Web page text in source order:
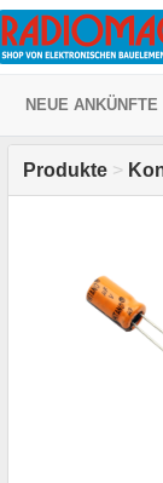
NEUE ANKÜNFTE
Produkte >